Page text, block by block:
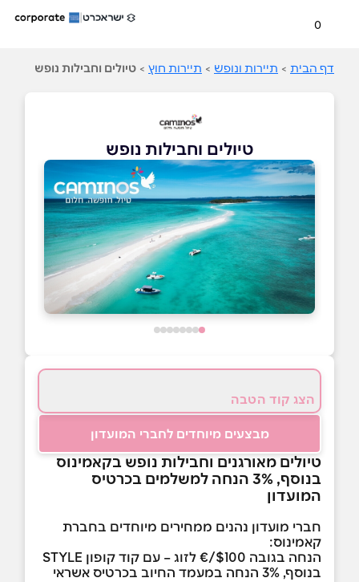
0
דף הבית > תיירות ונופש > תיירות חוץ > טיולים וחבילות נופש
טיולים וחבילות נופש
הצג קוד הטבה
מבצעים מיוחדים לחברי המועדון
טיולים מאורגנים וחבילות נופש בקאמינוס
בנוסף, 3% הנחה למשלמים בכרטיס
המועדון
חברי מועדון נהנים ממחירים מיוחדים בחברת
קאמינוס:
הנחה בגובה $100/€ לזוג – עם קוד קופון STYLE
בנוסף, 3% הנחה במעמד החיוב בכרטיס אשראי